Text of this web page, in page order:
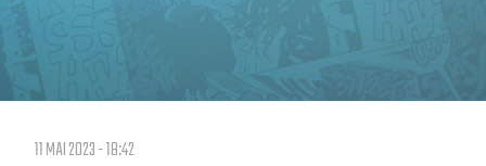
11 MAI 2023 - 18:42